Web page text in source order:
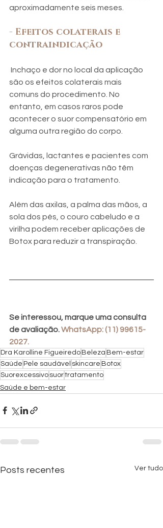
aproximadamente seis meses.
- Efeitos colaterais e
contraindicação
são os efeitos colaterais mais
comuns do procedimento. No
entanto, em casos raros pode
acontecer o suor compensatório em
alguma outra região do corpo.
Grávidas, lactantes e pacientes com
doenças degenerativas não têm
indicação para o tratamento.
Além das axilas, a palma das mãos, a
sola dos pés, o couro cabeludo e a
virilha podem receber aplicações de
Botox para reduzir a transpiração.
Se interessou, marque uma consulta
de avaliação. WhatsApp: (11) 99615-
2027.
Dra Karolline Figueiredo Beleza Bem-estar
Saúde Pele saudável skincare Botox
Suorexcessivo suortratamento
Saúde e bem-estar
Posts recentes Ver tudo